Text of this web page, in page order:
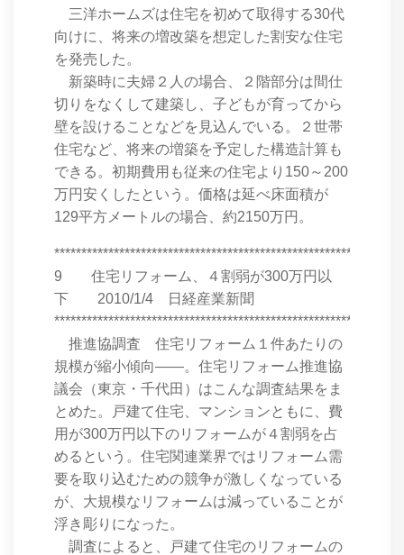
三洋ホームズは住宅を初めて取得する30代
向けに、将来の増改築を想定した割安な住宅
を発売した。
新築時に夫婦２人の場合、２階部分は間仕
切りをなくして建築し、子どもが育ってから
壁を設けることなどを見込んでいる。２世帯
住宅など、将来の増築を予定した構造計算も
できる。初期費用も従来の住宅より150～200
万円安くしたという。価格は延べ床面積が
129平方メートルの場合、約2150万円。
9 住宅リフォーム、４割弱が300万円以
下 2010/1/4 日経産業新聞
推進協調査 住宅リフォーム１件あたりの
規模が縮小傾向――。住宅リフォーム推進協
議会（東京・千代田）はこんな調査結果をま
とめた。戸建て住宅、マンションともに、費
用が300万円以下のリフォームが４割弱を占
めるという。住宅関連業界ではリフォーム需
要を取り込むための競争が激しくなっている
が、大規模なリフォームは減っていることが
浮き彫りになった。
調査によると、戸建て住宅のリフォームの